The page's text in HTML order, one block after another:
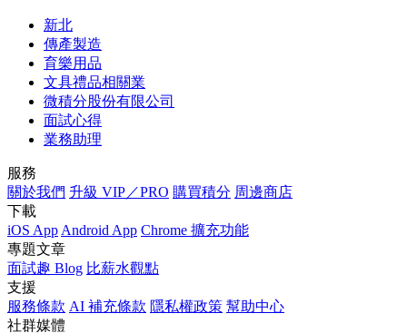
新北
傳產製造
育樂用品
文具禮品相關業
微積分股份有限公司
面試心得
業務助理
服務
關於我們 升級 VIP／PRO 購買積分 周邊商店
下載
iOS App Android App Chrome 擴充功能
專題文章
面試趣 Blog 比薪水觀點
支援
服務條款 AI 補充條款 隱私權政策 幫助中心
社群媒體